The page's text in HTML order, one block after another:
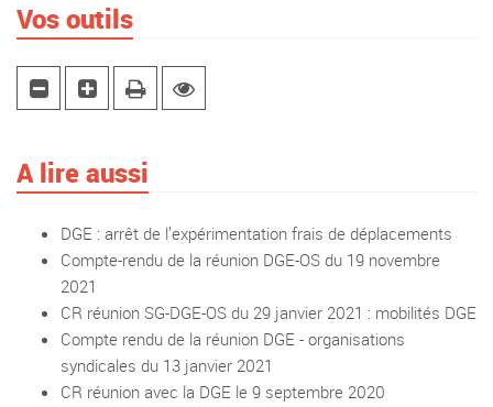
Vos outils
A lire aussi
DGE : arrêt de l’expérimentation frais de déplacements
Compte-rendu de la réunion DGE-OS du 19 novembre
2021
CR réunion SG-DGE-OS du 29 janvier 2021 : mobilités DGE
Compte rendu de la réunion DGE - organisations
syndicales du 13 janvier 2021
CR réunion avec la DGE le 9 septembre 2020